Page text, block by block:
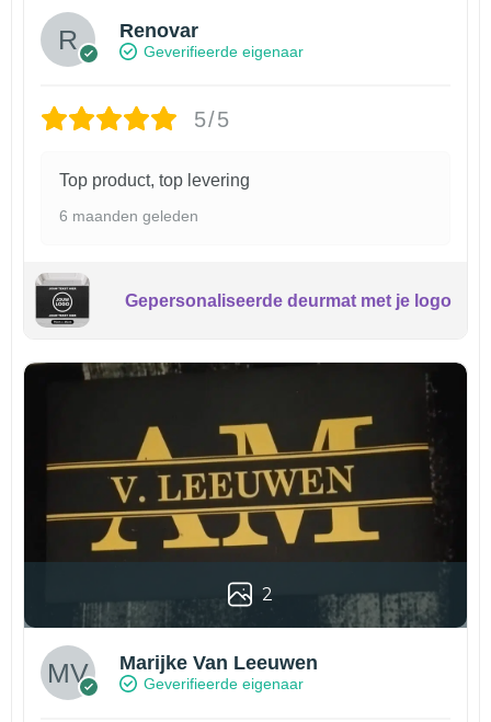
Renovar
Geverifieerde eigenaar
5/5
Top product, top levering
6 maanden geleden
Gepersonaliseerde deurmat met je logo
2
Marijke Van Leeuwen
Geverifieerde eigenaar